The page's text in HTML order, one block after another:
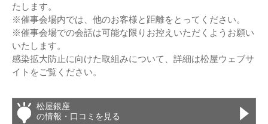
たします。
※催事会場内では、他のお客様と距離をとってください。
※催事会場での会話は可能な限りお控えいただくようお願い
いたします。
感染拡⼤防⽌に向けた取組みについて、詳細は松屋ウェブサ
イトをご覧ください。
松屋銀座
の情報・口コミを見る